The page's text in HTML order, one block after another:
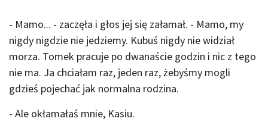
- Mamo... - zaczęła i głos jej się załamał. - Mamo, my
nigdy nigdzie nie jedziemy. Kubuś nigdy nie widział
morza. Tomek pracuje po dwanaście godzin i nic z tego
nie ma. Ja chciałam raz, jeden raz, żebyśmy mogli
gdzieś pojechać jak normalna rodzina.
- Ale okłamałaś mnie, Kasiu.